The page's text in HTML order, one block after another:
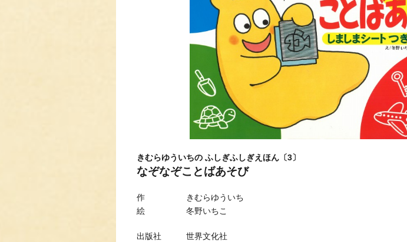
きむらゆういちの ふしぎふしぎえほん〔3〕
なぞなぞことばあそび
作 きむらゆういち
絵 冬野いちこ
出版社 世界文化社